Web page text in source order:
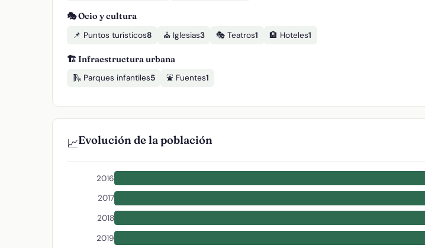
🎭 Ocio y cultura
📌 Puntos turísticos8 ⛪ Iglesias3 🎭 Teatros1 🏨 Hoteles1
🏗️ Infraestructura urbana
🛝 Parques infantiles5 ⛲ Fuentes1
📈Evolución de la población
2016
2017
2018
2019